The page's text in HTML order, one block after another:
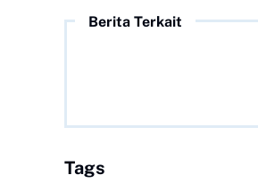
Berita Terkait
Tags